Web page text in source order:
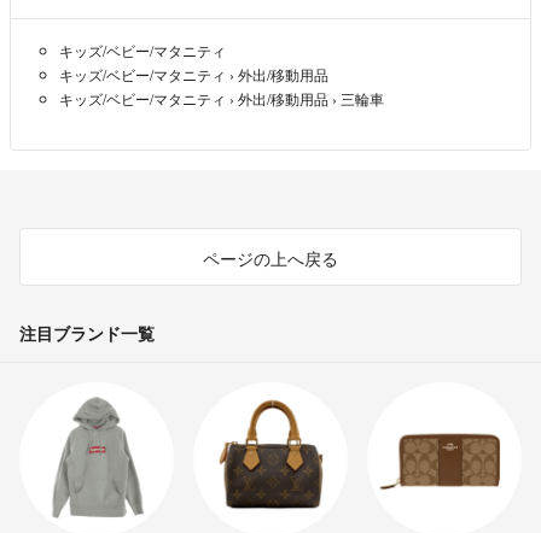
キッズ/ベビー/マタニティ
キッズ/ベビー/マタニティ › 外出/移動用品
キッズ/ベビー/マタニティ › 外出/移動用品 › 三輪車
ページの上へ戻る
注目ブランド一覧